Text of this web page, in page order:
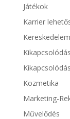
Játékok
Karrier
Kereskedelem
Kikapcsolódás
Kikapcsolódás
Kozmetika
Marketing-
Művelődés